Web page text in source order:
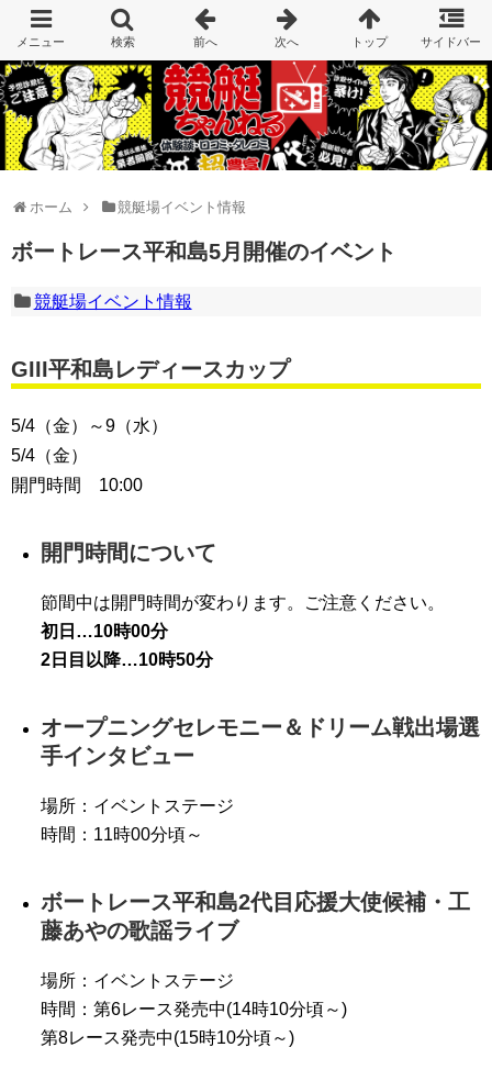
ホーム 競艇場イベント情報
ボートレース平和島5月開催のイベント
競艇場イベント情報
GIII平和島レディースカップ
5/4（金）～9（水）
5/4（金）
開門時間 10:00
開門時間について
節間中は開門時間が変わります。ご注意ください。
初日…10時00分
2日目以降…10時50分
オープニングセレモニー＆ドリーム戦出場選
手インタビュー
場所：イベントステージ
時間：11時00分頃～
ボートレース平和島2代目応援大使候補・工
藤あやの歌謡ライブ
場所：イベントステージ
時間：第6レース発売中(14時10分頃～)
第8レース発売中(15時10分頃～)